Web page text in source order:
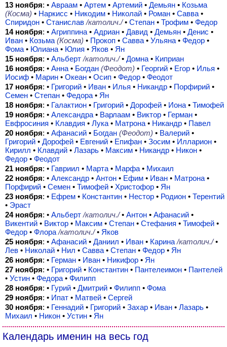
13 ноября: • Авраам • Артем • Артемий • Демьян • Козьма
(Косма) • Наркисс • Никодим • Николай • Роман • Савва •
Спиридон • Станислав /католич./• Степан • Трофим • Федор
14 ноября: • Агриппина • Адриан • Давид • Демьян • Денис •
Иван • Козьма (Косма) • Прокоп • Савва • Ульяна • Федор •
Фома • Юлиана • Юлия • Яков • Ян
15 ноября: • Альберт /католич./• Домна • Киприан
16 ноября: • Анна • Богдан (Феодот) • Георгий • Егор • Илья •
Иосиф • Марин • Океан • Осип • Федор • Феодот
17 ноября: • Григорий • Иван • Илья • Никандр • Порфирий •
Семен • Степан • Федора • Ян
18 ноября: • Галактион • Григорий • Дорофей • Иона • Тимофей
19 ноября: • Александра • Варлаам • Виктор • Герман •
Евфросиния • Клавдия • Лука • Матрона • Никандр • Павел
20 ноября: • Афанасий • Богдан (Феодот) • Валерий •
Григорий • Дорофей • Евгений • Епифан • Зосим • Илларион •
Кирилл • Клавдий • Лазарь • Максим • Никандр • Никон •
Федор • Феодот
21 ноября: • Гавриил • Марта • Марфа • Михаил
22 ноября: • Александр • Антон • Ефим • Иван • Матрона •
Порфирий • Семен • Тимофей • Христофор • Ян
23 ноября: • Ефрем • Константин • Нестор • Родион • Терентий
• Эраст
24 ноября: • Альберт /католич./• Антон • Афанасий •
Викентий • Виктор • Максим • Степан • Стефания • Тимофей •
Федор • Флора /католич./• Яков
25 ноября: • Афанасий • Даниил • Иван • Карина /католич./•
Лев • Николай • Нил • Савва • Степан • Федор • Ян
26 ноября: • Герман • Иван • Никифор • Ян
27 ноября: • Григорий • Константин • Пантелеимон • Пантелей
• Устин • Федора • Филипп
28 ноября: • Гурий • Дмитрий • Филипп • Фома
29 ноября: • Ипат • Матвей • Сергей
30 ноября: • Геннадий • Григорий • Захар • Иван • Лазарь •
Михаил • Никон • Устин • Ян
Календарь именин на весь год